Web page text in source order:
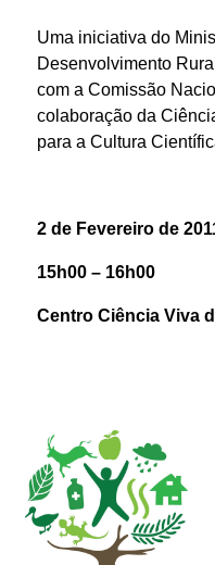
Uma iniciativa do
Desenvolvimento
com a Comissão
colaboração da
para a Cultura
2 de Fevereiro de
15h00 – 16h00
Centro Ciência Viva